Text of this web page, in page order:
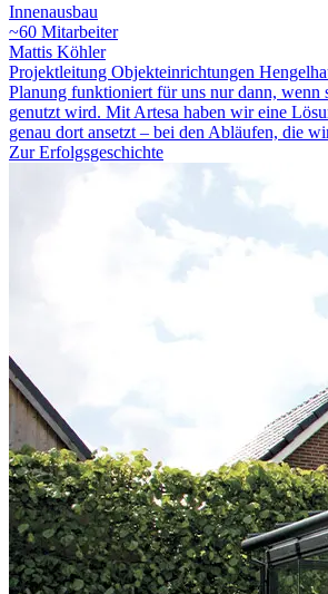
Innenausbau
~60 Mitarbeiter
Mattis Köhler
Projektleitung Objekteinrichtungen
Planung funktioniert für uns nur dann,
genutzt wird. Mit Artesa haben wir eine
genau dort ansetzt – bei den Abläufen, die
Zur Erfolgsgeschichte